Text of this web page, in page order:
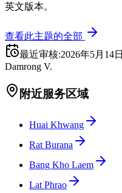
英文版本。
查看此主题的全部
最近审核:2026年5月14日
Damrong V.
附近服务区域
Huai Khwang
Rat Burana
Bang Kho Laem
Lat Phrao